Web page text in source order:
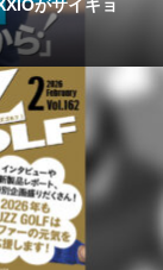
がサイキョ